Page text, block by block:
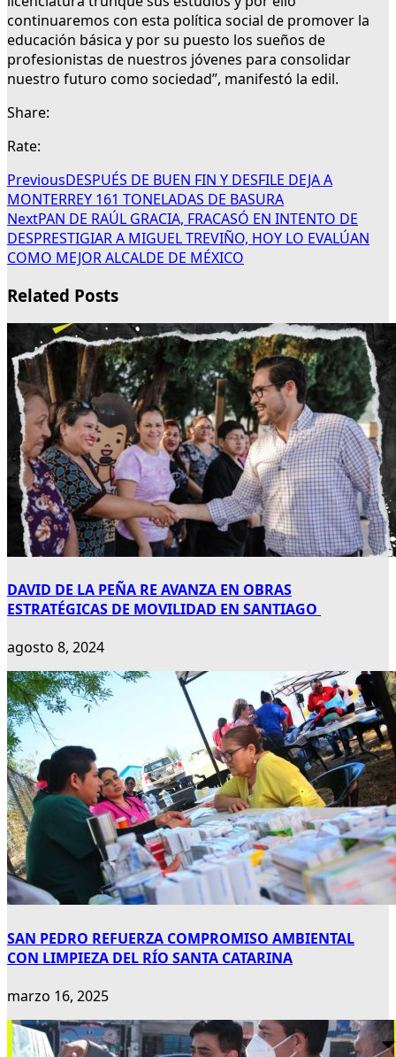
continuaremos con esta política social de promover la
educación básica y por su puesto los sueños de
profesionistas de nuestros jóvenes para consolidar
nuestro futuro como sociedad”, manifestó la edil.
Share:
Rate:
PreviousDESPUÉS DE BUEN FIN Y DESFILE DEJA A
MONTERREY 161 TONELADAS DE BASURA
NextPAN DE RAÚL GRACIA, FRACASÓ EN INTENTO DE
DESPRESTIGIAR A MIGUEL TREVIÑO, HOY LO EVALÚAN
COMO MEJOR ALCALDE DE MÉXICO
Related Posts
DAVID DE LA PEÑA RE AVANZA EN OBRAS
ESTRATÉGICAS DE MOVILIDAD EN SANTIAGO
agosto 8, 2024
SAN PEDRO REFUERZA COMPROMISO AMBIENTAL
CON LIMPIEZA DEL RÍO SANTA CATARINA
marzo 16, 2025